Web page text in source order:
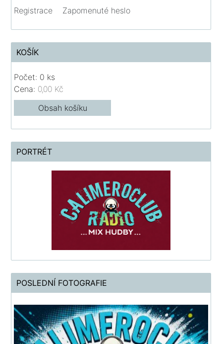
Registrace Zapomenuté heslo
KOŠÍK
Počet: 0 ks
Cena: 0,00 Kč
Obsah košíku
PORTRÉT
POSLEDNÍ FOTOGRAFIE